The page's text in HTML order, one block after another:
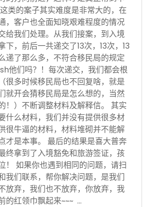
类的案子其实难度是非常大的，在
，客户也全面知晓艰难程度的情况
给我们处理。从我们接案，到入境
下，前后一共递交了13次，13次，13
递了那么多，不符合移民局的规定
他们吗？！每次递交，我们都会根
很多时候移民局也不回复啥，就是
就开会猜移民局是怎么想的，当然
！）不断调整材料及解释信。 其实
什么材料，我们并没有提供很多材
很牛逼的材料，材料堆砌并不能解
才是本事。 最后的结果是喜大普奔
终拿到了入境豁免和旅游签证，孩
！ 如果你也遇到相同的问题，请扫
我们联系，帮你解决问题，是我们
放弃，我们也不放弃，你放弃，我
的红领巾飘起来~~~ …